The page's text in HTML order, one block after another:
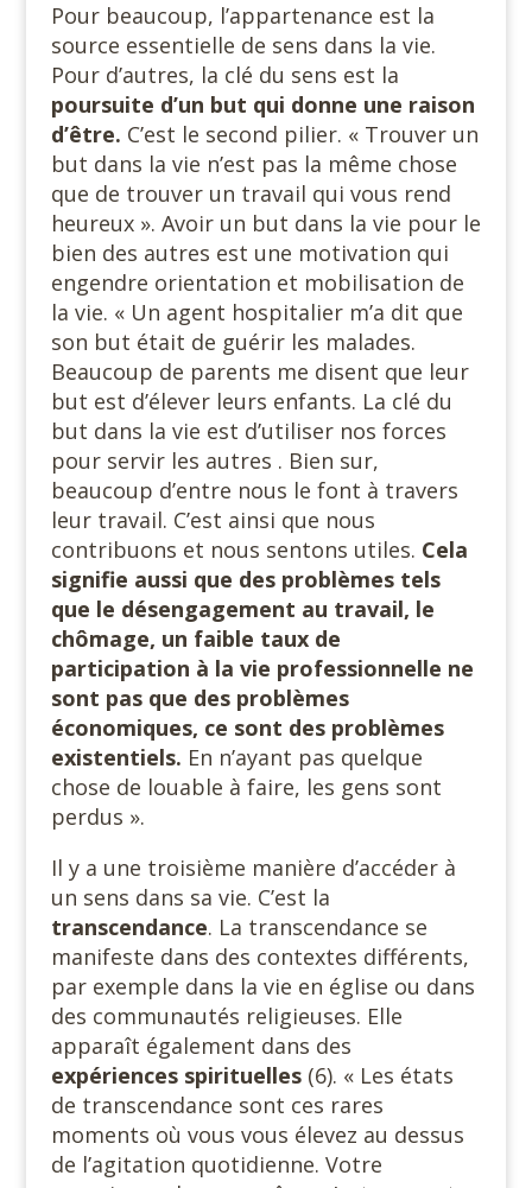
Pour beaucoup, l’appartenance est la
source essentielle de sens dans la vie.
Pour d’autres, la clé du sens est la
poursuite d’un but qui donne une raison
d’être. C’est le second pilier. « Trouver un
but dans la vie n’est pas la même chose
que de trouver un travail qui vous rend
heureux ». Avoir un but dans la vie pour le
bien des autres est une motivation qui
engendre orientation et mobilisation de
la vie. « Un agent hospitalier m’a dit que
son but était de guérir les malades.
Beaucoup de parents me disent que leur
but est d’élever leurs enfants. La clé du
but dans la vie est d’utiliser nos forces
pour servir les autres . Bien sur,
beaucoup d’entre nous le font à travers
leur travail. C’est ainsi que nous
contribuons et nous sentons utiles. Cela
signifie aussi que des problèmes tels
que le désengagement au travail, le
chômage, un faible taux de
participation à la vie professionnelle ne
sont pas que des problèmes
économiques, ce sont des problèmes
existentiels. En n’ayant pas quelque
chose de louable à faire, les gens sont
perdus ».
Il y a une troisième manière d’accéder à
un sens dans sa vie. C’est la
transcendance. La transcendance se
manifeste dans des contextes différents,
par exemple dans la vie en église ou dans
des communautés religieuses. Elle
apparaît également dans des
expériences spirituelles(6). « Les états
de transcendance sont ces rares
moments où vous vous élevez au dessus
de l’agitation quotidienne. Votre